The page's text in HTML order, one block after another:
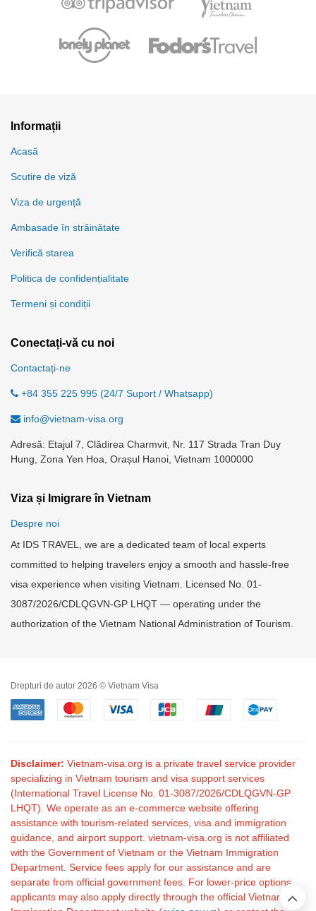
Informații
Acasă
Scutire de viză
Viza de urgență
Ambasade în străinătate
Verifică starea
Politica de confidențialitate
Termeni și condiții
Conectați-vă cu noi
Contactați-ne
+84 355 225 995 (24/7 Suport / Whatsapp)
info@vietnam-visa.org
Adresă: Etajul 7, Clădirea Charmvit, Nr. 117 Strada Tran Duy
Hung, Zona Yen Hoa, Orașul Hanoi, Vietnam 1000000
Viza și Imigrare în Vietnam
Despre noi
At IDS TRAVEL, we are a dedicated team of local experts
committed to helping travelers enjoy a smooth and hassle-free
visa experience when visiting Vietnam. Licensed No. 01-
3087/2026/CDLQGVN-GP LHQT — operating under the
authorization of the Vietnam National Administration of Tourism.
Drepturi de autor 2026 © Vietnam Visa
Disclaimer: Vietnam-visa.org is a private travel service provider
specializing in Vietnam tourism and visa support services
(International Travel License No. 01-3087/2026/CDLQGVN-GP
LHQT). We operate as an e-commerce website offering
assistance with tourism-related services, visa and immigration
guidance, and airport support. vietnam-visa.org is not affiliated
with the Government of Vietnam or the Vietnam Immigration
Department. Service fees apply for our assistance and are
separate from official government fees. For lower-price options,
applicants may also apply directly through the official Vietnam